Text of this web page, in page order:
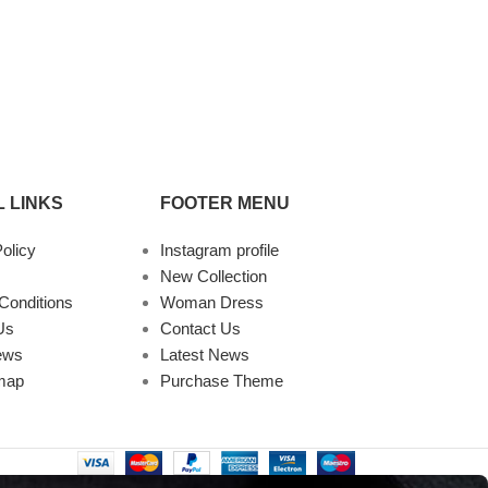
LINKS FOOTER MENU
Instagram profile
New Collection
Woman Dress
Contact Us
Latest News
Purchase Theme